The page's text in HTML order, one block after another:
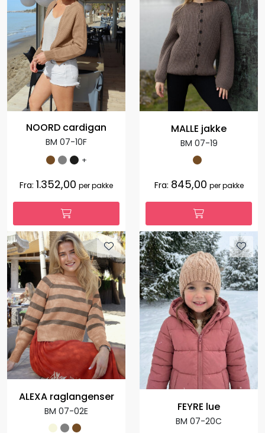
NOORD cardigan
BM 07-10F
+
Fra: 1.352,00 per pakke
MALLE jakke
BM 07-19
Fra: 845,00 per pakke
ALEXA raglangenser
BM 07-02E FEYRE lue
BM 07-20C